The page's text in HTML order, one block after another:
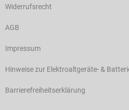
Widerrufsrecht
AGB
Impressum
Hinweise zur Elektroaltgeräte- &
Barrierefreiheitserklärung